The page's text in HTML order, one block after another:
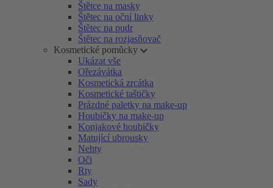
Štětce na masky
Štětec na oční linky
Štětec na pudr
Štětec na rozjasňovač
Kosmetické pomůcky
Ukázat vše
Ořezávátka
Kosmetická zrcátka
Kosmetické taštičky
Prázdné paletky na make-up
Houbičky na make-up
Konjakové houbičky
Matující ubrousky
Nehty
Oči
Rty
Sady